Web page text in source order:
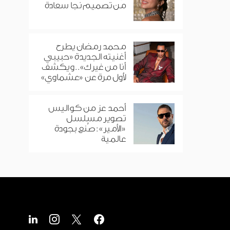
من تصميم نجا سعادة
محمد رمضان يطرح
أغنيته الجديدة «حبيبي
أنا من غيرك».. ويكشف
لأول مرة عن «عشماوي»
أحمد عز من كواليس
تصوير مسلسل
«الأمير»: صُنع بجودة
عالمية